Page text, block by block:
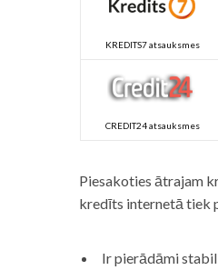
KREDITS7 atsauksmes
CREDIT24 atsauksmes
Piesakoties ātrajam
kredīts internetā tiek
Ir pierādāmi